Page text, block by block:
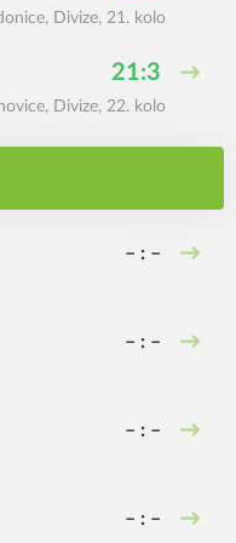
, Divize, 21. kolo
21:3
, Divize, 22. kolo
– : –
– : –
– : –
– : –